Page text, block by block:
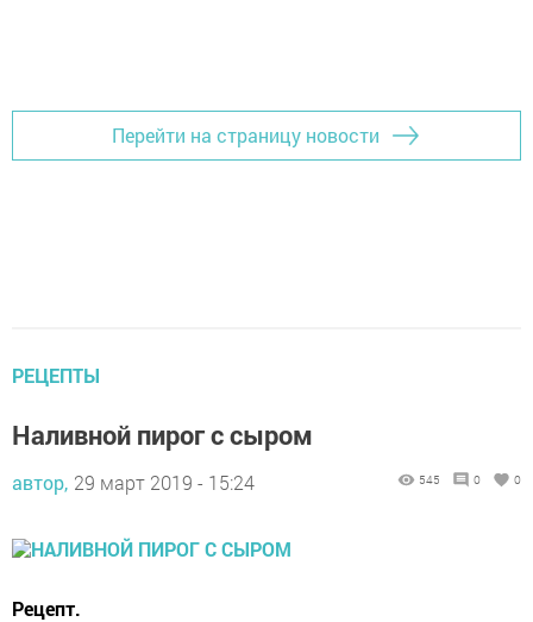
Перейти на страницу новости
РЕЦЕПТЫ
Наливной пирог с сыром
автор, 29 март 2019 - 15:24 545 0 0
Рецепт.